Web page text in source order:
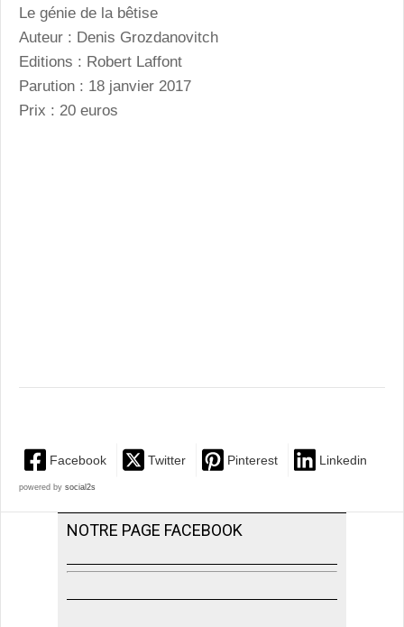
Le génie de la bêtise
Auteur : Denis Grozdanovitch
Editions : Robert Laffont
Parution : 18 janvier 2017
Prix : 20 euros
Facebook Twitter Pinterest Linkedin
powered by social2s
NOTRE PAGE FACEBOOK